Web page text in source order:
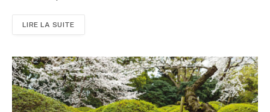
LIRE LA SUITE